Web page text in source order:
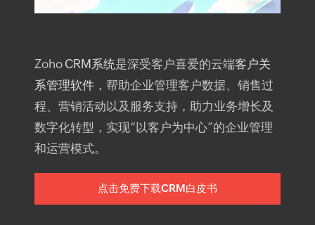
Zoho CRM系统是深受客户喜爱的云端客户关
系管理软件 ，帮助企业管理客户数据、销售过
程、营销活动以及服务支持，助力业务增长及
数字化转型，实现“以客户为中心”的企业管理
和运营模式。
点击免费下载CRM白皮书